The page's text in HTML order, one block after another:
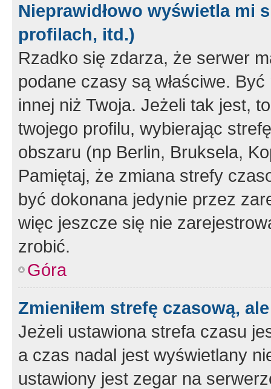
Nieprawidłowo wyświetla mi
profilach, itd.)
Rzadko się zdarza, że serwer
podane czasy są właściwe.
innej niż Twoja. Jeżeli tak jest,
twojego profilu, wybierając
obszaru (np Berlin, Bruksela,
Pamiętaj, że zmiana strefy
być dokonana jedynie przez
więc jeszcze się nie
zrobić.
Góra
Zmieniłem strefę czasową,
Jeżeli ustawiona strefa czasu
a czas nadal jest wyświetlany
ustawiony jest zegar na